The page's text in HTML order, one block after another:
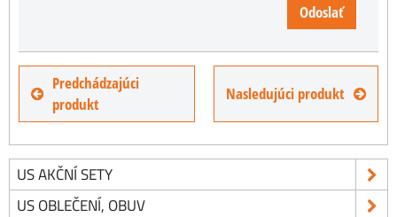
Odoslať
Predchádzajúci
produkt
Nasledujúci produkt
US AKČNÍ SETY
US OBLEČENÍ, OBUV